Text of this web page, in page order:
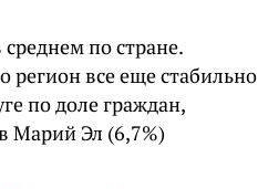
по стране.
регион все еще стабильно
по доле граждан,
Марий Эл (6,7%)